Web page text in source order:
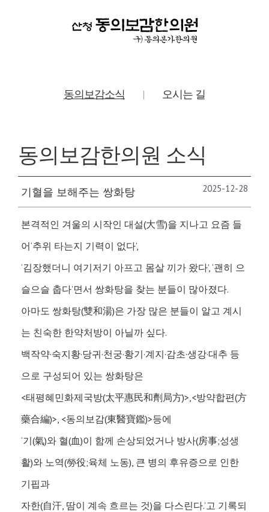
동의보감소식 | 오시는 길
동의보감한의원 소식
기혈을 보해주는 쌍화탕 2025-12-28
본격적인 겨울의 시작인 대설(大雪)을 지나고 요즘 들
어‘추위 타는지 기력이 없다’,
‘김장했더니 여기저기 아프고 몸살 끼가 왔다’, ‘괜히 으
슬으슬 춥다’면서 쌍화탕을 찾는 분들이 많아졌다.
아마도 쌍화탕(雙和湯)은 가장 많은 분들이 알고 계시
는 친숙한 한약처방이 아닐까 싶다.
백작약·숙지황·당귀·천궁·황기·계지·감초·생강·대추 등
으로 구성되어 있는 쌍화탕은
<태평혜민화제국방(太平惠民和劑局方)>,<방약합편(方
藥合編)>, <동의보감(東醫寶鑑)>등에
‘기(氣)와 혈(血)이 함께 손상되었거나 방사(房事;성생
활)와 노역(勞役;육체 노동), 큰 병의 후유증으로 인한
기핍과
자한(自汗, 땀이 계속 흐르는 것)을 다스린다.’고 기록되